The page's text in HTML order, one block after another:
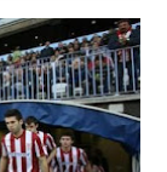
FERNÁNDEZ